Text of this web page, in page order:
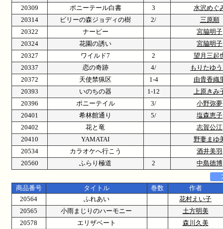
20309
ポニーテール白書 3
水沢めぐ
20314
ビリーの森ジョディの樹 2/
三原順
20322
ナービー
宮脇明子
20324
花園の誘い
宮脇明子
20327
ワイルド7 2
望月三起
20337
恋の奇跡 4/
もりたゆ
20372
天使禁猟区 1-4
由貴香織
20393
いのちの器 1-12
上原きみ
20396
ポニーテイル 3/
小野弥夢
20401
希林館通り 5/
塩森恵子
20402
花と竜
志賀公江
20410
YAMATAI
野妻まゆ
20534
カラオケへ行こう
酒井美羽
20560
ふらり極道 2 中島徳博
商品番号 タイトル 巻数
作者
20564
ふれあい
花村えい子
20565
小雨まじりのハーモニー
土方明美
20578
エリザベート
森川久美